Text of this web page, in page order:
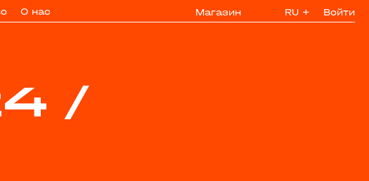
О нас Магазин RU + Войти
/